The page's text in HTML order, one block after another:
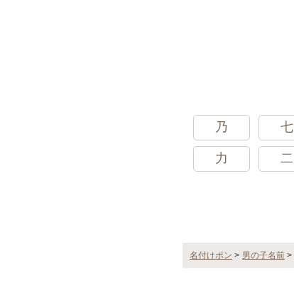
乃 七
力 二
名付けポン > 男の子名前 >